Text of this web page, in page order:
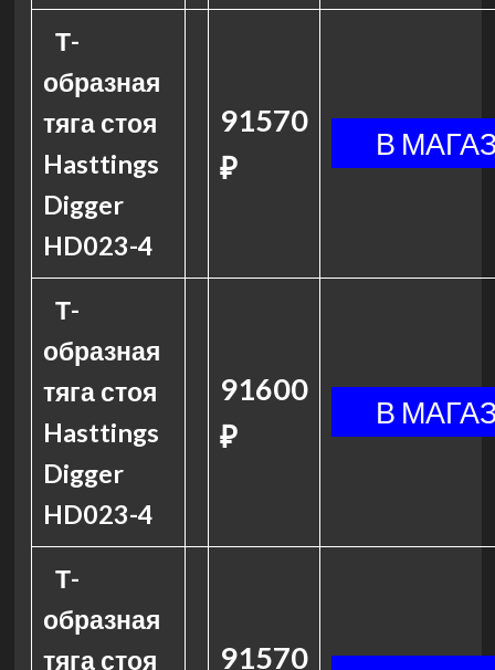
Т-
образная
тяга стоя
Hasttings
Digger
HD023-4
91570
₽
Т-
образная
тяга стоя
Hasttings
Digger
HD023-4
91600
₽
Т-
образная
тяга стоя
91570